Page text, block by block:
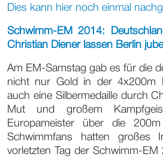
Dies kann hier noch einmal
Schwimm-EM 2014:
Christian Diener lassen Berlin
Am EM-Samstag gab es für die
nicht nur Gold in der 4x200m
auch eine Silbermedaille durch
Mut und großem
Europameister über die
Schwimmfans hatten großes
vorletzten Tag der Schwimm-EM